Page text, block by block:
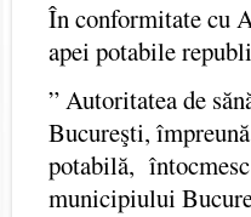
În conformitate cu
apei potabile
” Autoritatea de
Bucureşti,
potabilă,
municipiului